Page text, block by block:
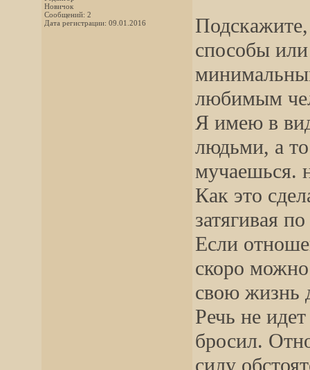
Новичок
Сообщений: 2
Дата регистрации: 09.01.2016
способы
любимым
Я имею в
людьми, а то
мучаешься.
Как это
затягивая
Если
скоро
свою жизнь
Речь не
бросил.
силу